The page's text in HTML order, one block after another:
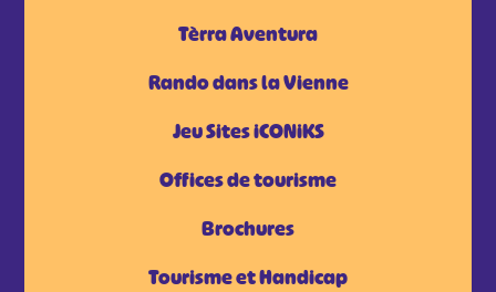
Tèrra Aventura
Rando dans la Vienne
Jeu Sites iCONiKS
Offices de tourisme
Brochures
Tourisme et Handicap